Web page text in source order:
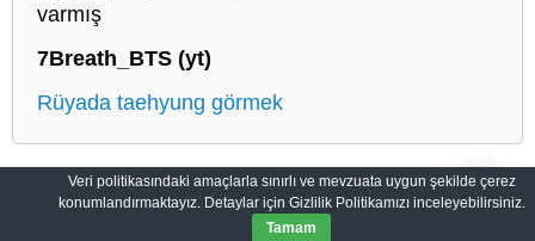
varmış
7Breath_BTS (yt)
Rüyada taehyung görmek
Sahih Rüyalar: Rüyaların Dilini Öğrenin Gizlilik Politikası
SahihRuyalar.com|Tüm Hakları Saklıdır.
Veri politikasındaki amaçlarla sınırlı ve mevzuata uygun şekilde çerez
konumlandırmaktayız. Detaylar için Gizlilik Politikamızı inceleyebilirsiniz.
Tamam